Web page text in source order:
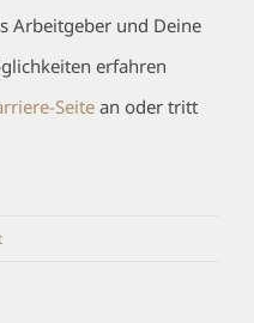
Arbeitgeber und Deine
erfahren
Seitean oder tritt